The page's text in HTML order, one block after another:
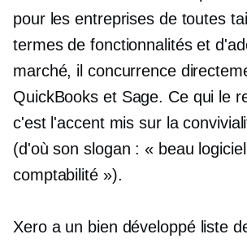
pour les entreprises de toutes
termes de fonctionnalités et
marché, il concurrence
QuickBooks et Sage. Ce qui le
c'est l'accent mis sur la
(d'où son slogan : « beau
comptabilité »).
Xero a un bien développéliste